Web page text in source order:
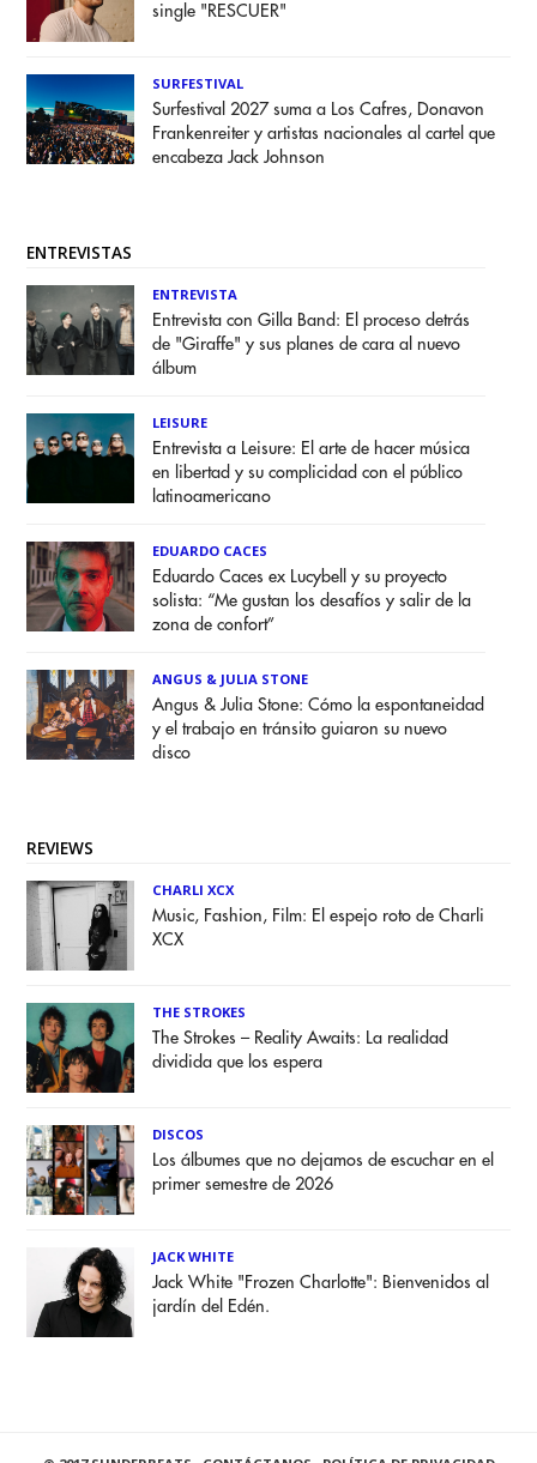
single "RESCUER"
SURFESTIVAL
Surfestival 2027 suma a Los Cafres, Donavon
Frankenreiter y artistas nacionales al cartel que
encabeza Jack Johnson
ENTREVISTAS
ENTREVISTA
Entrevista con Gilla Band: El proceso detrás
de "Giraffe" y sus planes de cara al nuevo
álbum
LEISURE
Entrevista a Leisure: El arte de hacer música
en libertad y su complicidad con el público
latinoamericano
EDUARDO CACES
Eduardo Caces ex Lucybell y su proyecto
solista: “Me gustan los desafíos y salir de la
zona de confort”
ANGUS & JULIA STONE
Angus & Julia Stone: Cómo la espontaneidad
y el trabajo en tránsito guiaron su nuevo
disco
REVIEWS
CHARLI XCX
Music, Fashion, Film: El espejo roto de Charli
XCX
THE STROKES
The Strokes – Reality Awaits: La realidad
dividida que los espera
DISCOS
Los álbumes que no dejamos de escuchar en el
primer semestre de 2026
JACK WHITE
Jack White "Frozen Charlotte": Bienvenidos al
jardín del Edén.